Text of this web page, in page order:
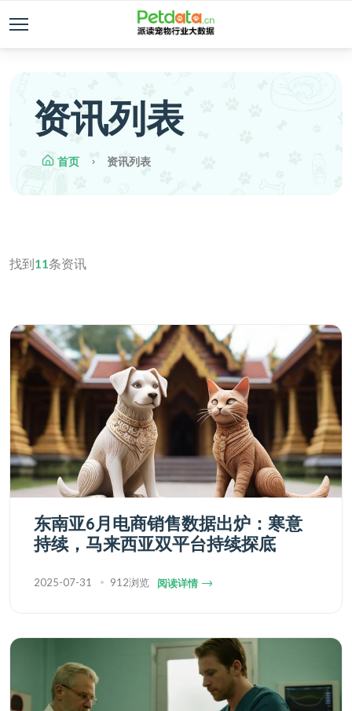
资讯列表
首页 资讯列表
找到11条资讯
东南亚6月电商销售数据出炉：寒意
持续，马来西亚双平台持续探底
2025-07-31 912浏览 阅读详情